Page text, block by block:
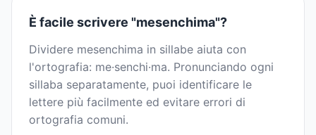
È facile scrivere "mesenchima"?
Dividere mesenchima in sillabe aiuta con
l'ortografia: me·senchi·ma. Pronunciando ogni
sillaba separatamente, puoi identificare le
lettere più facilmente ed evitare errori di
ortografia comuni.